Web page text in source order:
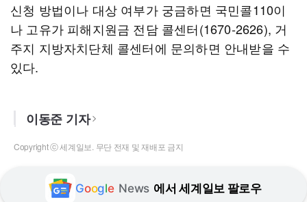
신청 방법이나 대상 여부가 궁금하면 국민콜110이
나 고유가 피해지원금 전담 콜센터(1670-2626), 거
주지 지방자치단체 콜센터에 문의하면 안내받을 수
있다.
이동준 기자
Copyright ⓒ 세계일보. 무단 전재 및 재배포 금지
Google News 에서 세계일보 팔로우